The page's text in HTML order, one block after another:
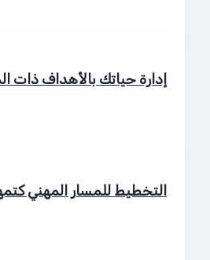
إدارة حياتك بالأهداف ذات
التخطيط للمسار المهني